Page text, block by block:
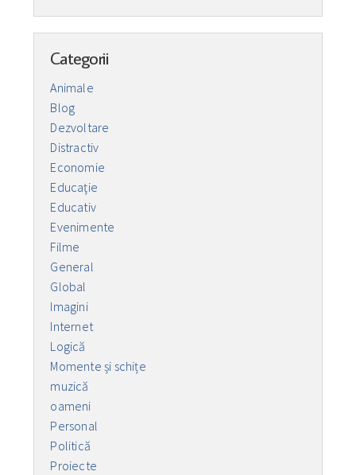
Categorii
Animale
Blog
Dezvoltare
Distractiv
Economie
Educaţie
Educativ
Evenimente
Filme
General
Global
Imagini
Internet
Logică
Momente și schițe
muzică
oameni
Personal
Politică
Proiecte